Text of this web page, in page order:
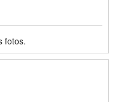
fotos.